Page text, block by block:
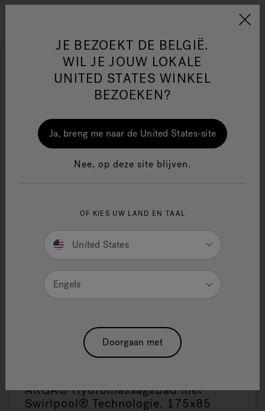
Jacuzzi&reg; EMEA
Jacuzzi® Sensational
Wellness™
One Page
Swirlpool® Collectie
ARGA® Hydromassagebad met
Swirlpool® Technologie, 175x85
JE BEZOEKT DE BELGIË.
WIL JE JOUW LOKALE
UNITED STATES WINKEL
BEZOEKEN?
Ja, breng me naar de United States-site
Nee, op deze site blijven.
OF KIES UW LAND EN TAAL
United States
Engels
Doorgaan met